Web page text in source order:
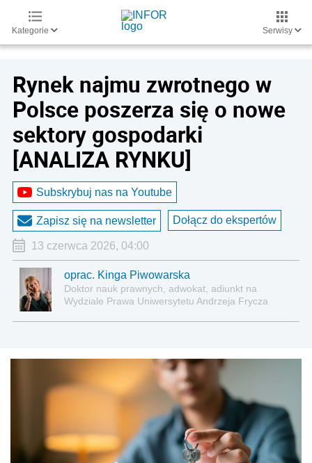
Kategorie Serwisy
Rynek najmu zwrotnego w
Polsce poszerza się o nowe
sektory gospodarki
[ANALIZA RYNKU]
Subskrybuj nas na Youtube
Zapisz się na newsletter Dołącz do ekspertów
13 czerwca 2026, 04:00
oprac. Kinga Piwowarska
Doktor nauk prawnych, adwokat, adiunkt na
Wydziale Prawa Uniwersytetu Andrzeja Frycza
administracyjnoprawnych aspektach związanych z
pracą i pomocą socjalną.